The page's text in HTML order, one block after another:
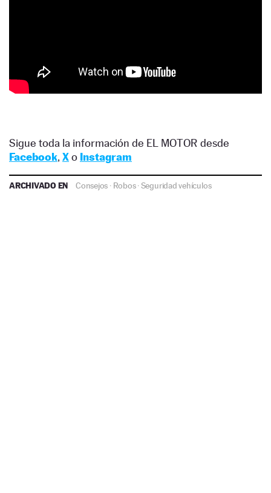
Sigue toda la información de EL MOTOR desde
Facebook, Xo Instagram
ARCHIVADO EN Consejos · Robos·Seguridad vehículos